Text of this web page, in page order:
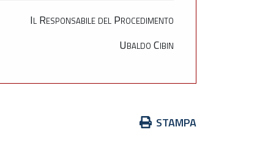
Il Responsabile del Procedimento
Ubaldo Cibin
Azioni STAMPA